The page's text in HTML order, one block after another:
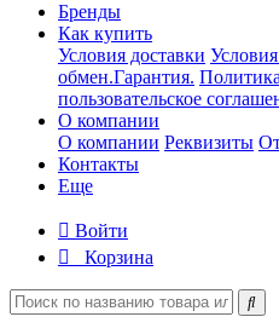
Бренды
Как купить
Условия доставки
обмен.Гарантия.
пользовательское
О компании
О компании Реквизиты
Контакты
Еще
Войти
Корзина